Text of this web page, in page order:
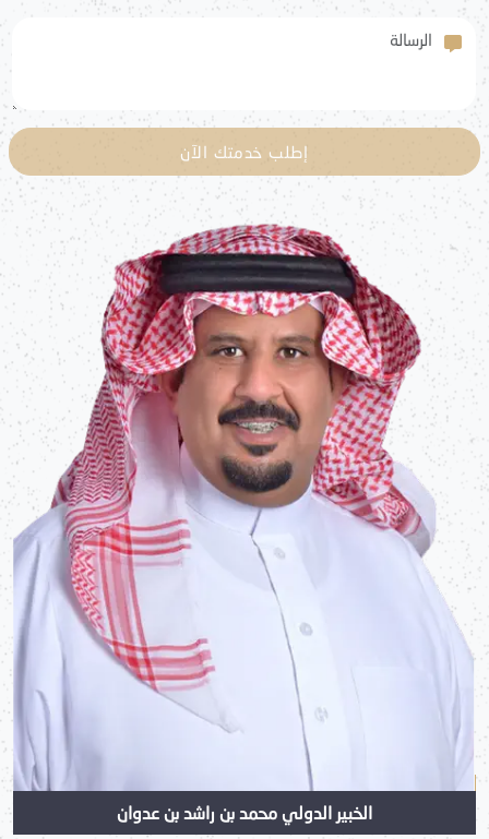
الرسالة
إطلب خدمتك الآن
الخبير الدولي محمد بن راشد بن عدوان